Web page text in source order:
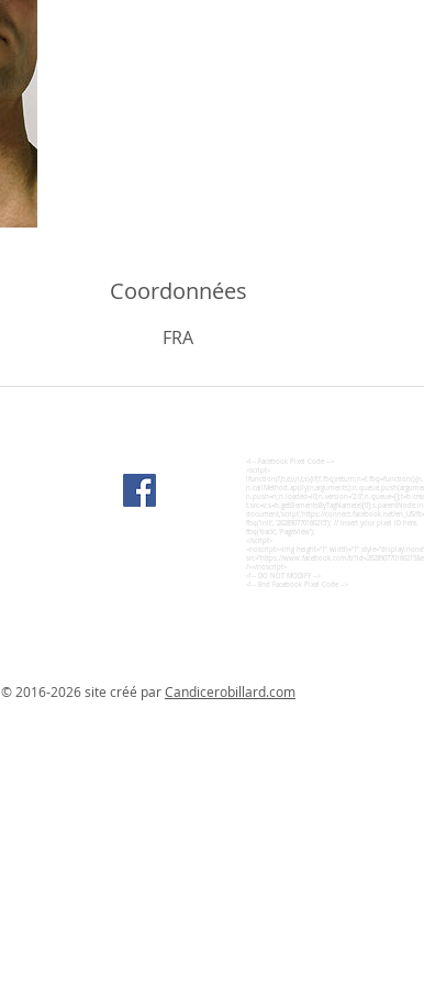
Coordonnées
FRA
<!-- Facebook Pixel Code -->
<script>
document,'script','https://connect.facebook.net/en_US/
fbq('init', '202890770160215'); // Insert your pixel ID here.
fbq('track', 'PageView');
</script>
<noscript><img height="1" width="1" style="display:none"
src="https://www.facebook.com/
/></noscript>
<!-- DO NOT MODIFY -->
<!-- End Facebook Pixel Code -->
© 2016-2026 site créé parCandicerobillard.com